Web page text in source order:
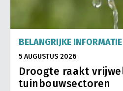
BELANGRIJKE INFORMATIE
5 AUGUSTUS 2026
Droogte raakt
tuinbouwsectoren